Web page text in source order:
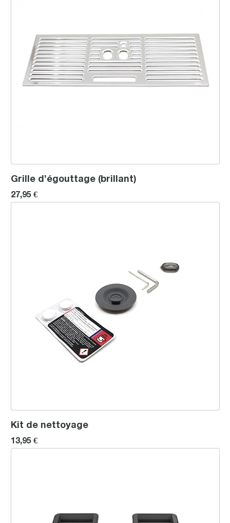
Grille d’égouttage (brillant)
27,95 €
Kit de nettoyage
Kit de nettoyage
13,95 €
Kit plateau d’égouttement (acier inoxydable brossé)